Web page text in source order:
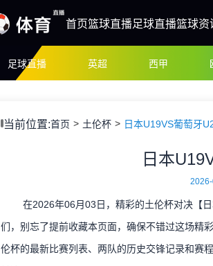
首页篮球直播足球直播篮球资
足球直播 英超 西甲
当前位置:首页 土伦杯 日本U19VS葡萄牙
日本
在2026年06月03日，精彩的土伦杯对决【
们，别忘了提前收藏本页面，确保不错过这场精
伦杯的最新比赛列表、两队的历史交锋记录和赛